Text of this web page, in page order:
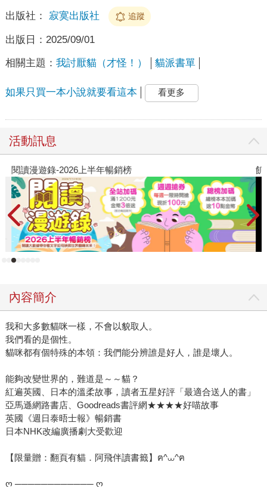
出版社： 寂寞出版社 追蹤
出版日： 2025/09/01
相關主題： 我討厭貓（才怪！） 貓派書單
如果只買一本小說就要看這本 看更多
活動訊息
閱讀漫遊錄-2026上半年暢銷榜 飢
內容簡介
我和大多數貓咪一樣，不會以貌取人。
我們看的是個性。
貓咪都有個特殊的本領：我們能分辨誰是好人，誰是壞人。
能夠改變世界的，難道是～～貓？
紅遍英國、日本的溫柔故事，讀者五星好評「最適合送人的書」
亞馬遜網路書店、Goodreads書評網★★★★好喵故事
英國《週日泰晤士報》暢銷書
日本NHK改編廣播劇大受歡迎
【限量贈：翻頁有貓．阿飛伴讀書籤】ฅ^⩊^ฅ
ღ ──────────── ღ